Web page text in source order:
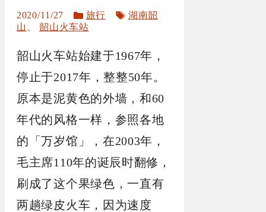
2020/11/27
分
类
旅行
标
湖南韶
山
、韶山火车站
韶山火车站始建于1967年，
停止于2017年，整整50年。
原本是泥黄色的外墙，和60
年代的风格一样，参照各地
的「万岁馆」，在2003年，
毛主席110年的诞辰时翻修，
刷成了这个果绿色，一直有
两趟绿皮火车，因为速度